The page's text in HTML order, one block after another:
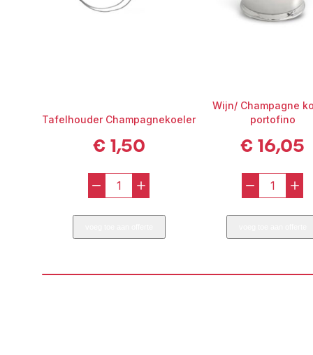
Tafelhouder Champagnekoeler
€1,50
-
Tafelhouder
Champagnekoeler
aantal
+
Wijn/ Champagne
portofino
€ 16,05
-
Wijn/
koeler
aantal
+